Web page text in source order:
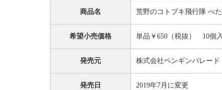
商品名 荒野のコトブキ飛行隊 ぺ
希望小売価格 単品￥650（税抜） 10個入
発売元 株式会社ペンギンパレード
発売日 2019年7月に変更